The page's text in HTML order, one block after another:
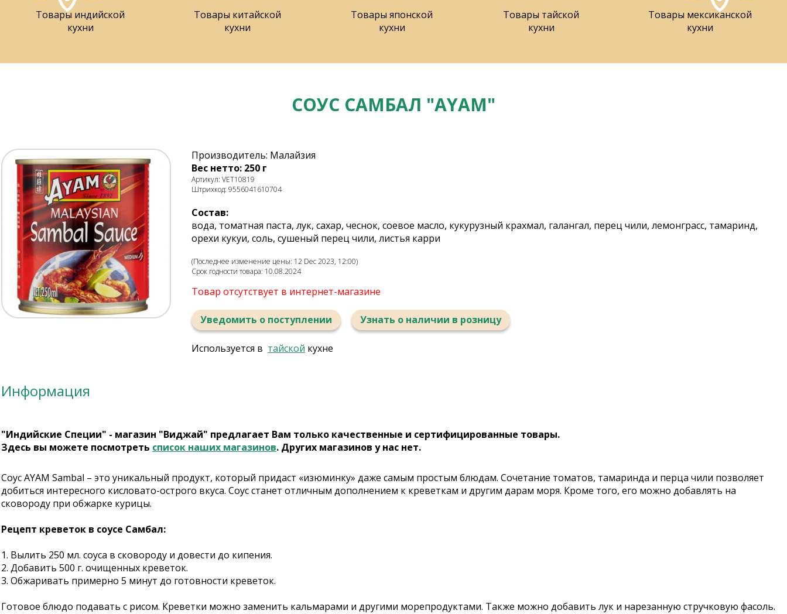
Товары индийской
кухни
Товары китайской
кухни
Товары японской
кухни
Товары тайской
кухни
Товары мексиканской
кухни
СОУС САМБАЛ "AYAM"
Производитель: Малайзия
Вес нетто: 250 г
Артикул: VET10819
Штрихкод: 9556041610704
Состав:
вода, томатная паста, лук, сахар, чеснок, соевое масло, кукурузный крахмал, галангал, перец чили, лемонграсс, тамаринд,
орехи кукуи, соль, сушеный перец чили, листья карри
(Последнее изменение цены: 12 Dec 2023, 12:00)
Срок годности товара: 10.08.2024
Товар отсутствует в интернет-магазине
Уведомить о поступлении Узнать о наличии в розницу
Используется в тайской кухне
Информация
"Индийские Специи" - магазин "Виджай" предлагает Вам только качественные и сертифицированные товары.
Здесь вы можете посмотреть список наших магазинов. Других магазинов у нас нет.
Соус AYAM Sambal – это уникальный продукт, который придаст «изюминку» даже самым простым блюдам. Сочетание томатов, тамаринда и перца чили позволяет
добиться интересного кисловато-острого вкуса. Соус станет отличным дополнением к креветкам и другим дарам моря. Кроме того, его можно добавлять на
сковороду при обжарке курицы.
Рецепт креветок в соусе Самбал:
1. Вылить 250 мл. соуса в сковороду и довести до кипения.
2. Добавить 500 г. очищенных креветок.
3. Обжаривать примерно 5 минут до готовности креветок.
Готовое блюдо подавать с рисом. Креветки можно заменить кальмарами и другими морепродуктами. Также можно добавить лук и нарезанную стручковую фасоль.